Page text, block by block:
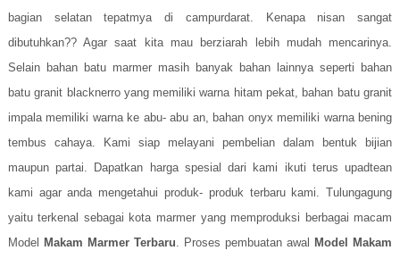
bagian selatan tepatmya di campurdarat. Kenapa nisan sangat
dibutuhkan?? Agar saat kita mau berziarah lebih mudah mencarinya.
Selain bahan batu marmer masih banyak bahan lainnya seperti bahan
batu granit blacknerro yang memiliki warna hitam pekat, bahan batu granit
impala memiliki warna ke abu- abu an, bahan onyx memiliki warna bening
tembus cahaya. Kami siap melayani pembelian dalam bentuk bijian
maupun partai. Dapatkan harga spesial dari kami ikuti terus upadtean
kami agar anda mengetahui produk- produk terbaru kami. Tulungagung
yaitu terkenal sebagai kota marmer yang memproduksi berbagai macam
Model
Makam Marmer Terbaru. Proses pembuatan awal Model Makam